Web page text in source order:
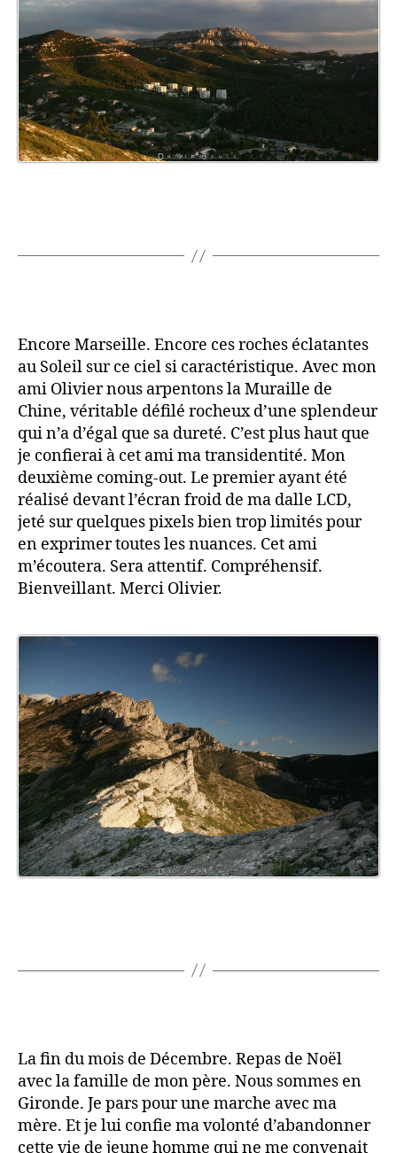
Encore Marseille. Encore ces roches éclatantes
au Soleil sur ce ciel si caractéristique. Avec mon
ami Olivier nous arpentons la Muraille de
Chine, véritable défilé rocheux d’une splendeur
qui n’a d’égal que sa dureté. C’est plus haut que
je confierai à cet ami ma transidentité. Mon
deuxième coming-out. Le premier ayant été
réalisé devant l’écran froid de ma dalle LCD,
jeté sur quelques pixels bien trop limités pour
en exprimer toutes les nuances. Cet ami
m’écoutera. Sera attentif. Compréhensif.
Bienveillant. Merci Olivier.
La fin du mois de Décembre. Repas de Noël
avec la famille de mon père. Nous sommes en
Gironde. Je pars pour une marche avec ma
mère. Et je lui confie ma volonté d’abandonner
cette vie de jeune homme qui ne me convenait